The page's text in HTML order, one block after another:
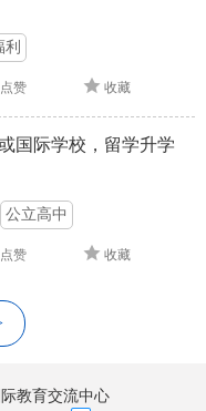
点赞 收藏
国际学校，留学升学
公立高中
点赞 收藏
教育交流中心